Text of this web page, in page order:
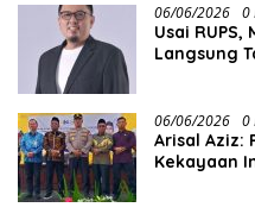
06/06/2026 0
Usai
Langsung
06/06/2026 0
Arisal Aziz:
Kekayaan